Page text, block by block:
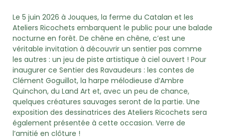
Le 5 juin 2026 à Jouques, la ferme du Catalan et les
Ateliers Ricochets embarquent le public pour une balade
nocturne en forêt. De chêne en chêne, c’est une
véritable invitation à découvrir un sentier pas comme
les autres : un jeu de piste artistique à ciel ouvert ! Pour
inaugurer ce Sentier des Ravaudeurs : les contes de
Clément Goguillot, la harpe mélodieuse d’Ambre
Quinchon, du Land Art et, avec un peu de chance,
quelques créatures sauvages seront de la partie. Une
exposition des dessinatrices des Ateliers Ricochets sera
également présentée à cette occasion. Verre de
l’amitié en clôture !